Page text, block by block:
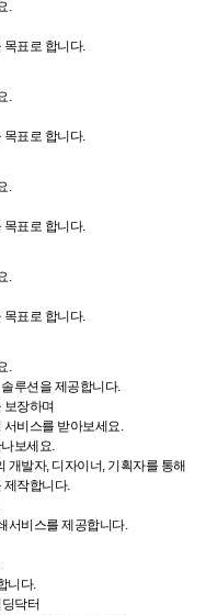
.
목표로 합니다.
.
목표로 합니다.
.
목표로 합니다.
.
목표로 합니다.
.
루션을 제공합니다.
보장하며
비스를 받아보세요.
보세요.
개발자, 디자이너, 기획자를 통해
제작합니다.
서비스를 제공합니다.
니다.
닥터